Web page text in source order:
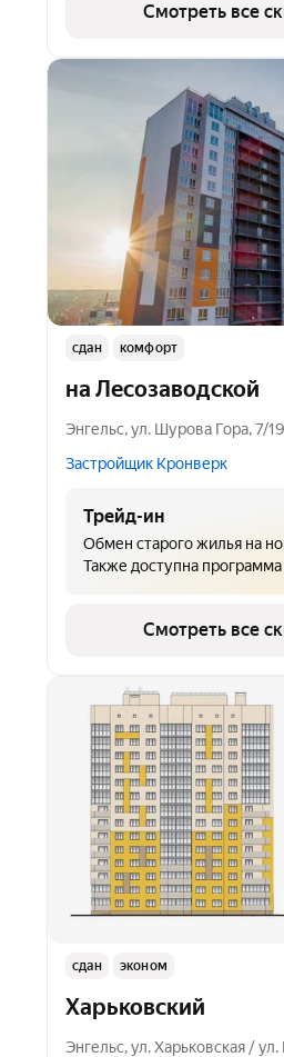
Смотреть все
сдан комфорт
на Лесозаводской
Энгельс,ул. Шурова Гора,7/19
Застройщик Кронверк
Трейд-ин
Обмен старого жилья на
Также доступна программа
покупки недвижимости.
Смотреть все
сдан эконом
Харьковский
Энгельс,ул. Харьковская /